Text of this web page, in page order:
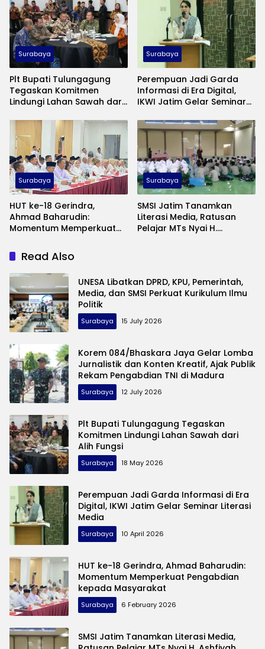
Surabaya
Plt Bupati Tulungagung
Tegaskan Komitmen
Lindungi Lahan Sawah dari
Surabaya
Perempuan Jadi Garda
Informasi di Era Digital,
IKWI Jatim Gelar Seminar
Surabaya
HUT ke-18 Gerindra,
Ahmad Baharudin:
Momentum Memperkuat
Masyarakat
Surabaya
SMSI Jatim Tanamkan
Literasi Media, Ratusan
Pelajar MTs Nyai H.
Read Also
UNESA Libatkan DPRD, KPU, Pemerintah,
Media, dan SMSI Perkuat Kurikulum Ilmu
Politik
Surabaya 15 July 2026
Korem 084/Bhaskara Jaya Gelar Lomba
Jurnalistik dan Konten Kreatif, Ajak Publik
Rekam Pengabdian TNI di Madura
Surabaya 12 July 2026
Plt Bupati Tulungagung Tegaskan
Komitmen Lindungi Lahan Sawah dari
Alih Fungsi
Surabaya 18 May 2026
Perempuan Jadi Garda Informasi di Era
Digital, IKWI Jatim Gelar Seminar Literasi
Media
Surabaya 10 April 2026
HUT ke-18 Gerindra, Ahmad Baharudin:
Momentum Memperkuat Pengabdian
kepada Masyarakat
Surabaya 6 February 2026
SMSI Jatim Tanamkan Literasi Media,